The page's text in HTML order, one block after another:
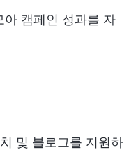
아 캠페인 성과를 자
및 블로그를 지원하